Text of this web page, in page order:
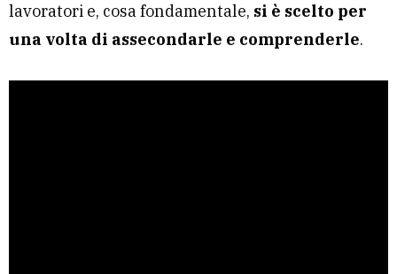
lavoratori e, cosa fondamentale, si è scelto per
una volta di assecondarle e comprenderle.